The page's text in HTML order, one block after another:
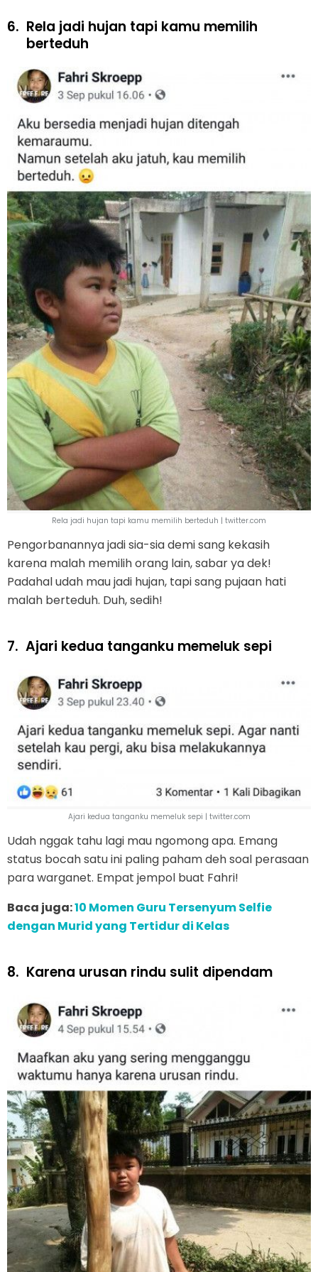
6. Rela jadi hujan tapi kamu memilih
berteduh
Rela jadi hujan tapi kamu memilih berteduh | twitter.com
Pengorbanannya jadi sia-sia demi sang kekasih
karena malah memilih orang lain, sabar ya dek!
Padahal udah mau jadi hujan, tapi sang pujaan hati
malah berteduh. Duh, sedih!
7. Ajari kedua tanganku memeluk sepi
Ajari kedua tanganku memeluk sepi | twitter.com
Udah nggak tahu lagi mau ngomong apa. Emang
status bocah satu ini paling paham deh soal perasaan
para warganet. Empat jempol buat Fahri!
Baca juga:10 Momen Guru Tersenyum Selfie
dengan Murid yang Tertidur di Kelas
8. Karena urusan rindu sulit dipendam